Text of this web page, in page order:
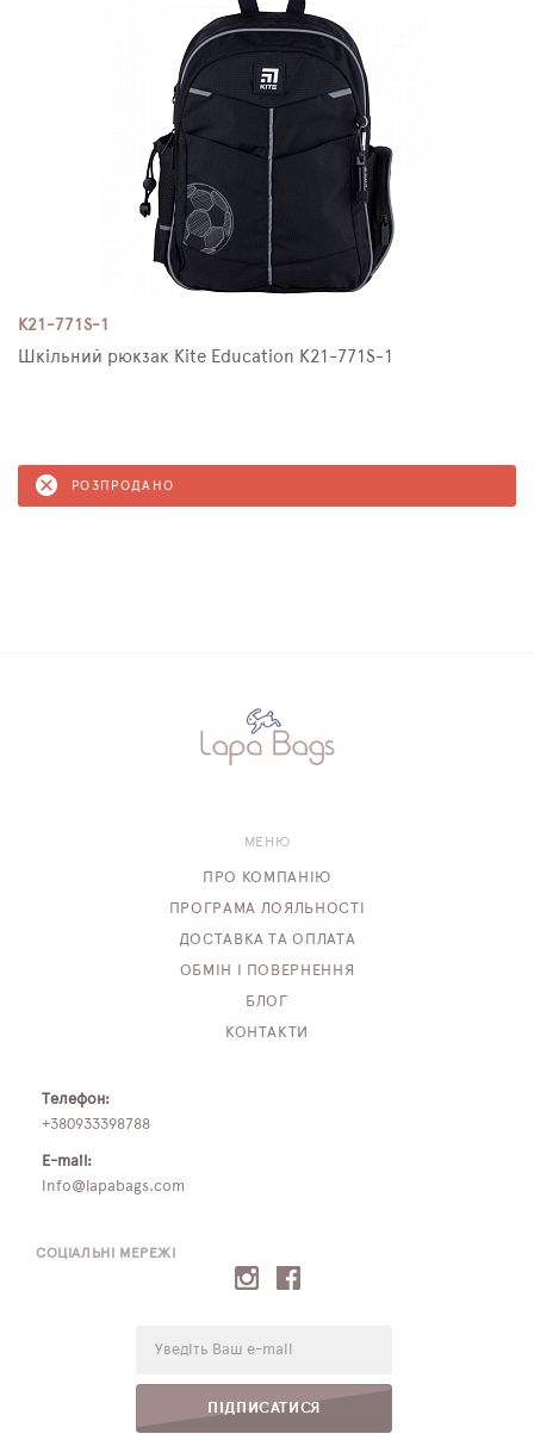
K21-771S-1
Шкільний рюкзак Kite Education K21-771S-1
РОЗПРОДАНО
СОЦІАЛЬНІ МЕРЕЖІ
ПІДПИСАТИСЯ
МЕНЮ
ПРО КОМПАНІЮ
ПРОГРАМА ЛОЯЛЬНОСТІ
ДОСТАВКА ТА ОПЛАТА
ОБМІН І ПОВЕРНЕННЯ
БЛОГ
КОНТАКТИ
Телефон:
+380933398788
E-mail:
info@lapabags.com